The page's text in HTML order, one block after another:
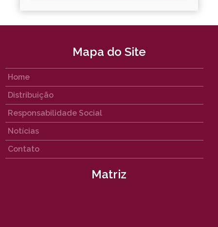
Mapa do Site
Home
Distribuição
Responsabilidade Social
Notícias
Contato
Matriz